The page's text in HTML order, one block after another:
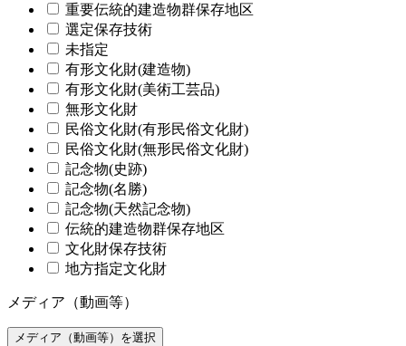
重要伝統的建造物群保存地区
選定保存技術
未指定
有形文化財(建造物)
有形文化財(美術工芸品)
無形文化財
民俗文化財(有形民俗文化財)
民俗文化財(無形民俗文化財)
記念物(史跡)
記念物(名勝)
記念物(天然記念物)
伝統的建造物群保存地区
文化財保存技術
地方指定文化財
メディア（動画等）
メディア（動画等）を選択